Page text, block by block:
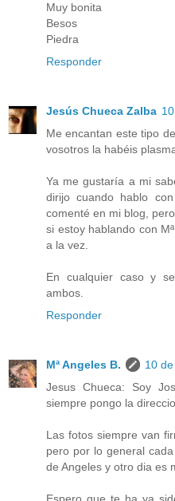
Muy bonita
Besos
Piedra
Responder
Jesús Chueca Zalba
Me encantan este tipo
vosotros la habéis
Ya me gustaría a mi
dirijo cuando hablo
comenté en mi blog,
si estoy hablando con
a la vez.
En cualquier caso y
ambos.
Responder
Mª Angeles B.
10
Jesus Chueca: Soy
siempre pongo la
Las fotos siempre van
pero por lo general
de Angeles y otro dia es